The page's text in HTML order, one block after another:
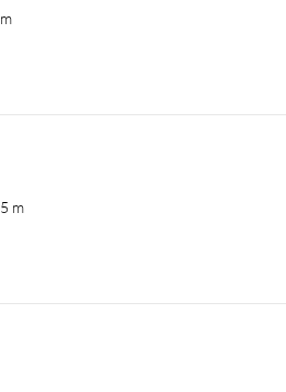
m